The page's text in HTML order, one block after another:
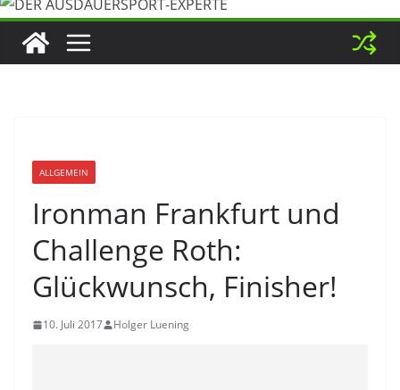
ALLGEMEIN
Ironman Frankfurt und
Challenge Roth:
Glückwunsch, Finisher!
10. Juli 2017 Holger Luening